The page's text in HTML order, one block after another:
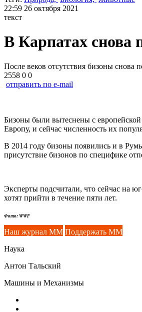
22:59 26 октября 2021
текст
В Карпатах снова
После веков отсутствия бизоны снова
2558 0 0
отправить по e-mail
Бизоны были вытеснены с европейской
Европу, и сейчас численность их
В 2014 году бизоны появились и в
присутствие бизонов по специфике
Эксперты подсчитали, что сейчас на
хотят прийти в течение пяти лет.
Фото: WWF
Наш журнал ММ Поддержать ММ
Наука
Антон Тальский
Машины и Механизмы